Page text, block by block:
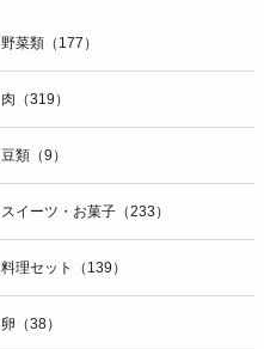
野菜類（177）
肉（319）
豆類（9）
スイーツ・お菓子（233）
料理セット（139）
卵（38）